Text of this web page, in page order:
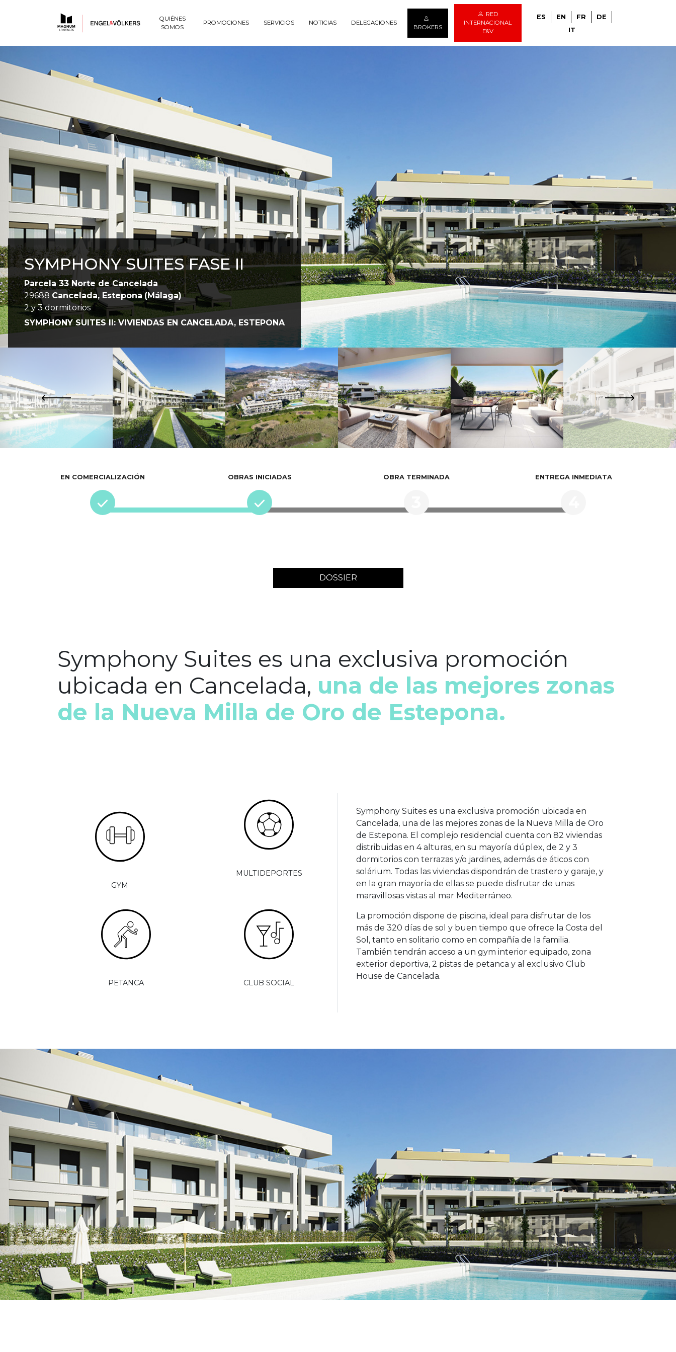
QUIÉNES
SOMOS
PROMOCIONES SERVICIOS NOTICIAS DELEGACIONES
BROKERS
RED
INTERNACIONAL
E&V
ES EN FR
DE
IT
SYMPHONY SUITES FASE II
Parcela 33 Norte de Cancelada
29688 Cancelada, Estepona (Málaga)
2 y 3 dormitorios
SYMPHONY SUITES II: VIVIENDAS EN CANCELADA, ESTEPONA
EN COMERCIALIZACIÓN OBRAS INICIADAS OBRA TERMINADA ENTREGA INMEDIATA
DOSSIER
Symphony Suites es una exclusiva promoción
ubicada en Cancelada, una de las mejores zonas
de la Nueva Milla de Oro de Estepona.
GYM
MULTIDEPORTES
PETANCA CLUB SOCIAL
Symphony Suites es una exclusiva promoción ubicada en
Cancelada, una de las mejores zonas de la Nueva Milla de Oro
de Estepona. El complejo residencial cuenta con 82 viviendas
distribuidas en 4 alturas, en su mayoría dúplex, de 2 y 3
dormitorios con terrazas y/o jardines, además de áticos con
solárium. Todas las viviendas dispondrán de trastero y garaje, y
en la gran mayoría de ellas se puede disfrutar de unas
maravillosas vistas al mar Mediterráneo.
La promoción dispone de piscina, ideal para disfrutar de los
más de 320 días de sol y buen tiempo que ofrece la Costa del
Sol, tanto en solitario como en compañía de la familia.
También tendrán acceso a un gym interior equipado, zona
exterior deportiva, 2 pistas de petanca y al exclusivo Club
House de Cancelada.